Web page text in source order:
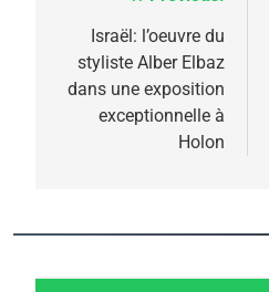
l’article
Israël: l’oeuvre du
styliste Alber Elbaz
dans une exposition
exceptionnelle à
Holon